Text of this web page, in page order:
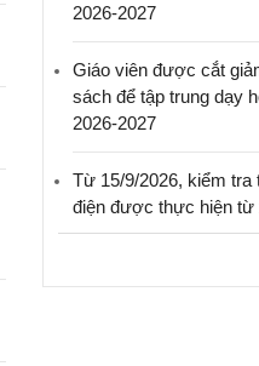
2026-2027
Giáo viên được cắt
sách để tập trung dạy
2026-2027
Từ 15/9/2026, kiểm tra
điện được thực hiện từ